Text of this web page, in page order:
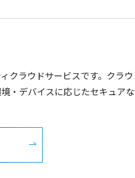
クラウドサービスです。クラウ
・デバイスに応じたセキュアな